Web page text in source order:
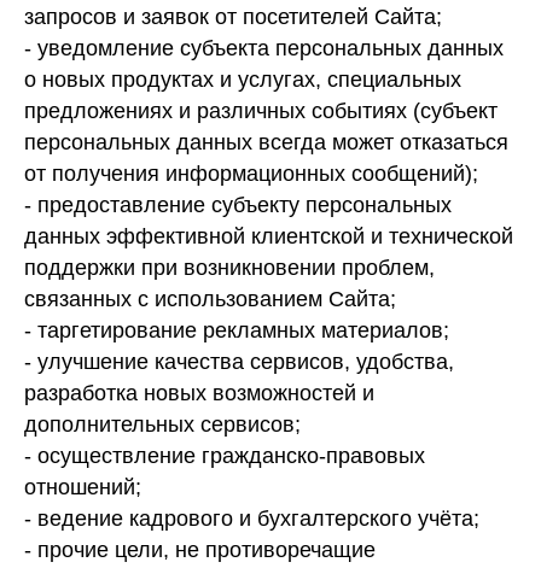
запросов и заявок от посетителей Сайта;
- уведомление субъекта персональных данных
о новых продуктах и услугах, специальных
предложениях и различных событиях (субъект
персональных данных всегда может отказаться
от получения информационных сообщений);
- предоставление субъекту персональных
данных эффективной клиентской и технической
поддержки при возникновении проблем,
связанных с использованием Сайта;
- таргетирование рекламных материалов;
- улучшение качества сервисов, удобства,
разработка новых возможностей и
дополнительных сервисов;
- осуществление гражданско-правовых
отношений;
- ведение кадрового и бухгалтерского учёта;
- прочие цели, не противоречащие